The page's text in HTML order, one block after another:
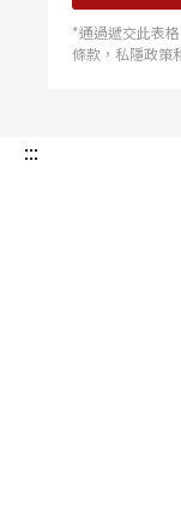
*通過遞交此表
條款，私隱政策
:::